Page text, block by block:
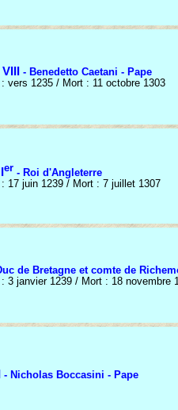
- Benedetto Caetani - Pape
vers 1235 / Mort : 11 octobre 1303
er - Roi d'Angleterre
: 17 juin 1239 / Mort : 7 juillet 1307
de Bretagne et comte de
3 janvier 1239 / Mort : 18 novembre
- Nicholas Boccasini - Pape